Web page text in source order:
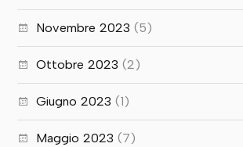
Novembre 2023 (5)
Ottobre 2023 (2)
Giugno 2023 (1)
Maggio 2023 (7)